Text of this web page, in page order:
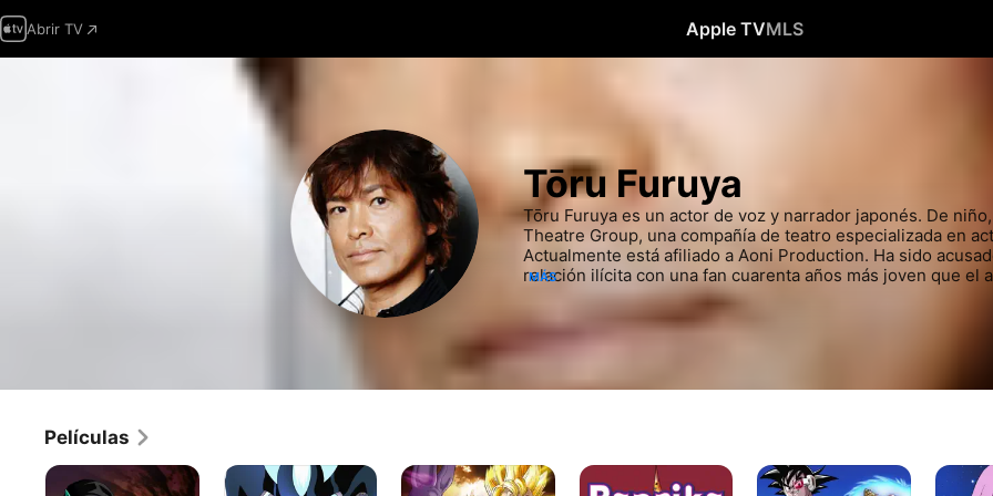
Abrir TV Apple TVMLS
Tōru Furuya
Tōru Furuya es un actor de voz y narrador japonés. De
Theatre Group, una compañía de teatro especializada en
Actualmente está afiliado a Aoni Production. Ha sido
relación ilícita con una fan cuarenta años más joven que el
MÁS
Películas
Dragon
Ball
Los
Caballeros
Dragon
Ball
Paprika.
El
Dragon
Ball
Los